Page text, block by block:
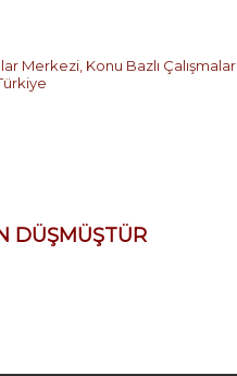
Merkezi Konu Bazlı Çalışmalar
DÜŞMÜŞTÜR